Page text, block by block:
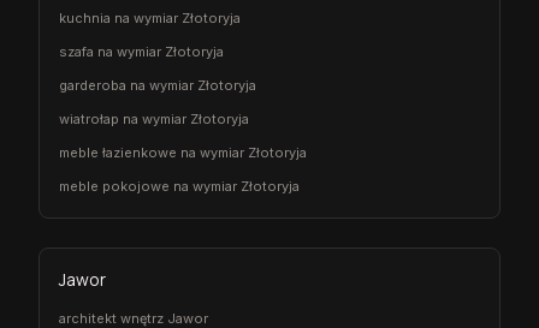
kuchnia na wymiar Złotoryja
szafa na wymiar Złotoryja
garderoba na wymiar Złotoryja
wiatrołap na wymiar Złotoryja
meble łazienkowe na wymiar Złotoryja
meble pokojowe na wymiar Złotoryja
Jawor
architekt wnętrz Jawor